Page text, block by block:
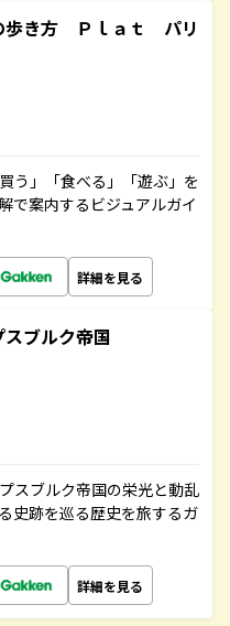
歩き方 Ｐｌａｔ パリ
う」「食べる」「遊ぶ」を
で案内するビジュアルガイ
詳細を見る
ブルク帝国
スブルク帝国の栄光と動乱
史跡を巡る歴史を旅するガ
詳細を見る